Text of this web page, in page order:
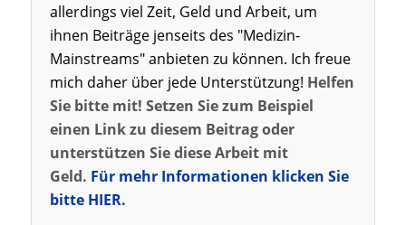
allerdings viel Zeit, Geld und Arbeit, um
ihnen Beiträge jenseits des "Medizin-
Mainstreams" anbieten zu können. Ich freue
mich daher über jede Unterstützung! Helfen
Sie bitte mit! Setzen Sie zum Beispiel
einen Link zu diesem Beitrag oder
unterstützen Sie diese Arbeit mit
Geld. Für mehr Informationen klicken Sie
bitte HIER.